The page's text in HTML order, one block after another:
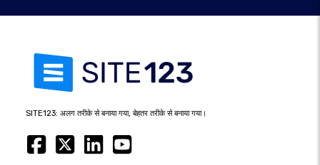
SITE123: अलग तरीके से बनाया गया, बेहतर तरीके से बनाया गया।